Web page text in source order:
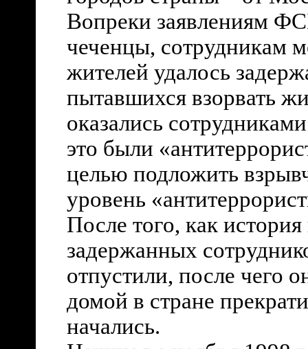
Вопреки заявлениям
чеченцы, сотрудникам
жителей удалось
пытавшихся взорвать
оказались
это были
целью подложить
уровень
После того, как
задержанных
отпустили, после чего
домой в стране
начались.